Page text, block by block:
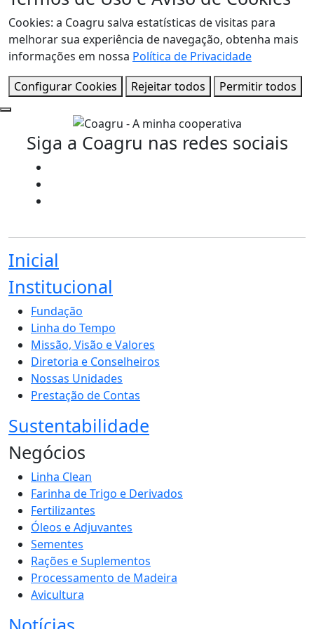
Cookies: a Coagru salva estatísticas de visitas para
melhorar sua experiência de navegação, obtenha mais
informações em nossa Política de Privacidade
Configurar Cookies
Rejeitar todos Permitir todos
Siga a Coagru nas redes sociais
Inicial
Institucional
Fundação
Linha do Tempo
Missão, Visão e Valores
Diretoria e Conselheiros
Nossas Unidades
Prestação de Contas
Sustentabilidade
Negócios
Linha Clean
Farinha de Trigo e Derivados
Fertilizantes
Óleos e Adjuvantes
Sementes
Rações e Suplementos
Processamento de Madeira
Avicultura